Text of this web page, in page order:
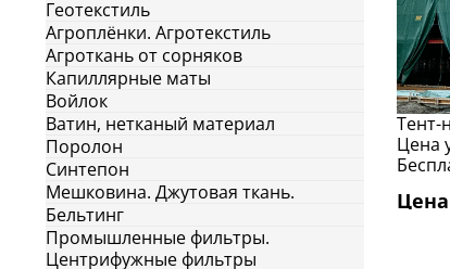
Геотекстиль
Агроплёнки. Агротекстиль
Агроткань от сорняков
Капиллярные маты
Войлок
Ватин, нетканый материал
Поролон
Cинтепон
Мешковина. Джутовая ткань.
Бельтинг
Промышленные фильтры.
Центрифужные фильтры
Тент-
Цена